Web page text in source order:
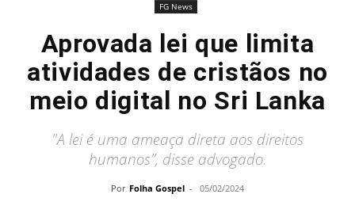
FG News
Aprovada lei que limita
atividades de cristãos no
meio digital no Sri Lanka
"A lei é uma ameaça direta aos direitos
humanos”, disse advogado.
Por Folha Gospel - 05/02/2024